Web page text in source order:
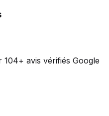
avis vérifiés Google